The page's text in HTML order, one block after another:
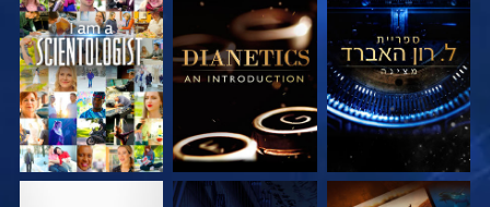
בדוק את הסדרה בדוק את הסדרה צפה